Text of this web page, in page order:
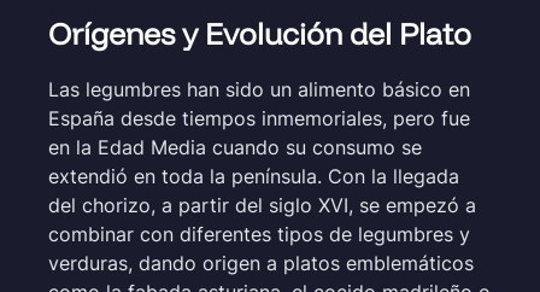
Orígenes y Evolución del Plato
Las legumbres han sido un alimento básico en
España desde tiempos inmemoriales, pero fue
en la Edad Media cuando su consumo se
extendió en toda la península. Con la llegada
del chorizo, a partir del siglo XVI, se empezó a
combinar con diferentes tipos de legumbres y
verduras, dando origen a platos emblemáticos